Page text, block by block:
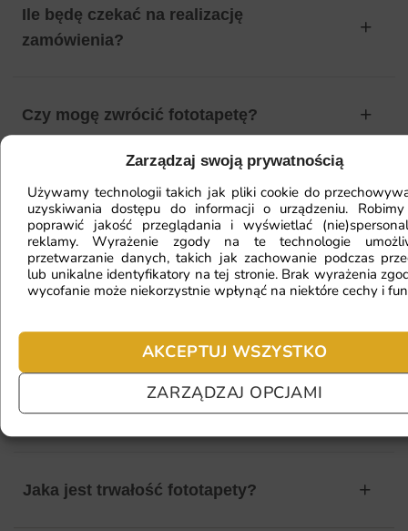
Zarządzaj swoją prywatnością
Używamy technologii takich jak pliki cookie do
uzyskiwania dostępu do informacji o urządzeniu.
poprawić jakość przeglądania i wyświetlać
reklamy. Wyrażenie zgody na te technologie
przetwarzanie danych, takich jak zachowanie podczas
lub unikalne identyfikatory na tej stronie. Brak wyrażenia
wycofanie może niekorzystnie wpłynąć na niektóre cechy i
AKCEPTUJ WSZYSTKO
ZARZĄDZAJ OPCJAMI
Ile będę czekać na realizację
zamówienia?
Czy mogę zwrócić fototapetę?
Jak zamontować fototapetę? / Jak
przygotować ścianę?
Fototapeta ma inny kolor na telefonie
Jaki materiał wybrać?
Jaka jest trwałość fototapety?